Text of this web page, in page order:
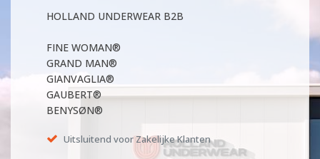
HOLLAND UNDERWEAR B2B
FINE WOMAN®
GRAND MAN®
GIANVAGLIA®
GAUBERT®
BENYSØN®
Uitsluitend voor Zakelijke Klanten